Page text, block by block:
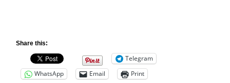
Share this:
Telegram
WhatsApp
Email Print